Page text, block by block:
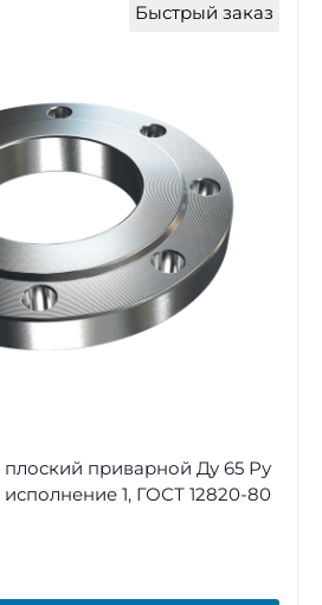
Быстрый заказ
приварной Ду 65 Ру
исполнение 1, ГОСТ 12820-80